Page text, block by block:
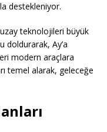
destekleniyor.
teknolojileri büyük
doldurarak, Ay’a
modern araçlara
temel alarak, geleceğe